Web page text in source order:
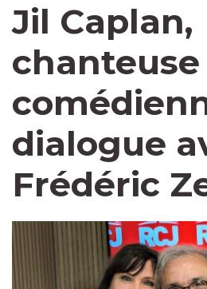
Jil Caplan,
dialogue
Frédéric